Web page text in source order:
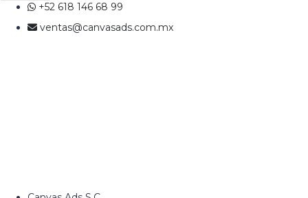
+52 618 146 68 99
ventas@canvasads.com.mx